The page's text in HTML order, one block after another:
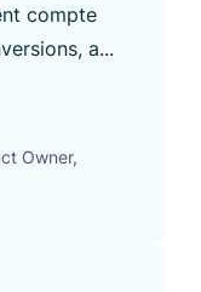
compte
a...
Owner,